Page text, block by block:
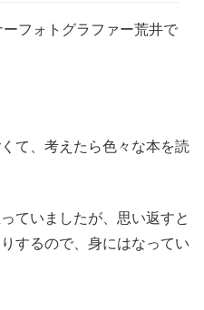
フォトグラファー荒井で
て、考えたら色々な本を読
ていましたが、思い返すと
するので、身にはなってい